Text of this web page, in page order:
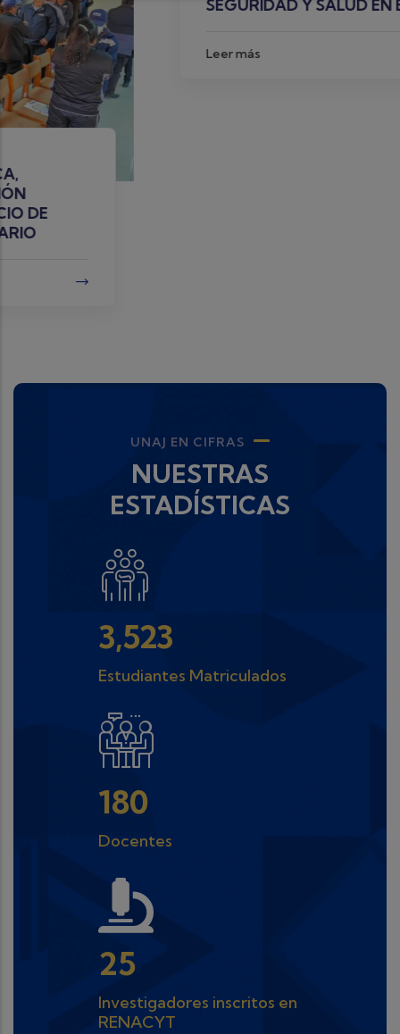
SEGURIDAD Y SALUD EN EL TRABAJO
Leer más
UNAJ EN CIFRAS
NUESTRAS
ESTADÍSTICAS
3,523
Estudiantes Matriculados
204
Docentes
30
Investigadores inscritos en
RENACYT